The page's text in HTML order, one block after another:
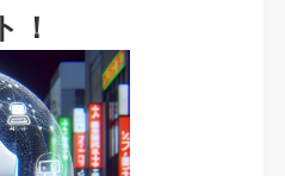
！